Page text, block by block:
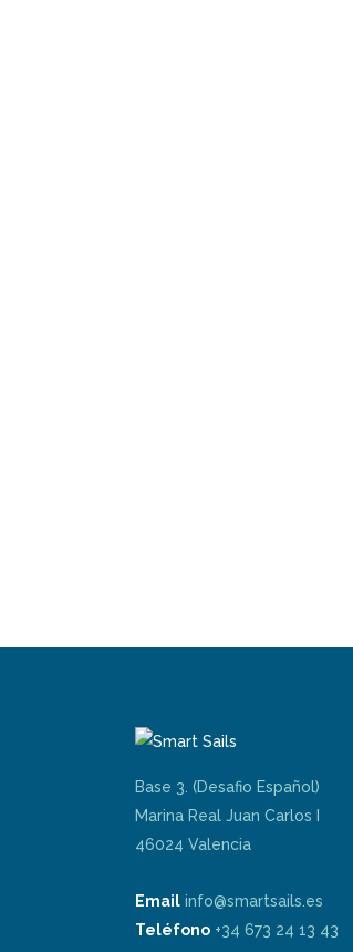
Base 3. (Desafio Español)
Marina Real Juan Carlos I
46024 Valencia
Email info@smartsails.es
Teléfono +34 673 24 13 43